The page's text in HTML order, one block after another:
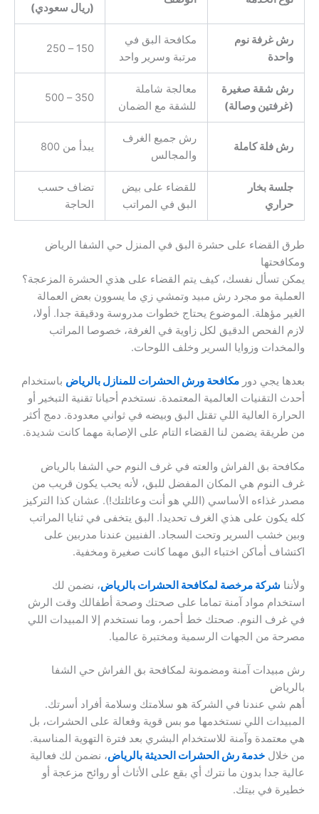
(ريال سعودي)
رش غرفة نوم
واحدة
مكافحة البق في
مرتبة وسرير واحد
150 – 250
رش شقة صغيرة
(غرفتين وصالة)
معالجة شاملة
للشقة مع الضمان
350 – 500
رش فلة كاملة
رش جميع الغرف
والمجالس
يبدأ من 800
جلسة بخار
حراري
للقضاء على بيض
البق في المراتب
تضاف حسب
الحاجة
طرق القضاء على حشرة البق في المنزل حي الشفا الرياض
ومكافحتها
يمكن تسأل نفسك، كيف يتم القضاء على هذي الحشرة المزعجة؟
العملية مو مجرد رش مبيد وتمشي زي ما يسوون بعض العمالة
الغير مؤهلة. الموضوع يحتاج خطوات مدروسة ودقيقة جدا. أولا،
لازم الفحص الدقيق لكل زاوية في الغرفة، خصوصا المراتب
والمخدات وزوايا السرير وخلف اللوحات.
بعدها يجي دور مكافحة ورش الحشرات للمنازل بالرياض باستخدام
أحدث التقنيات العالمية المعتمدة. نستخدم أحيانا تقنية التبخير أو
الحرارة العالية اللي تقتل البق وبيضه في ثواني معدودة. دمج أكثر
من طريقة يضمن لنا القضاء التام على الإصابة مهما كانت شديدة.
مكافحة بق الفراش والعته في غرف النوم حي الشفا بالرياض
غرف النوم هي المكان المفضل للبق، لأنه يحب يكون قريب من
مصدر غذاءه الأساسي (اللي هو أنت وعائلتك!). عشان كذا التركيز
كله يكون على هذي الغرف تحديدا. البق يتخفى في ثنايا المراتب
وبين خشب السرير وتحت السجاد. الفنيين عندنا مدربين على
اكتشاف أماكن اختباء البق مهما كانت صغيرة ومخفية.
ولأننا شركة مرخصة لمكافحة الحشرات بالرياض، نضمن لك
استخدام مواد آمنة تماما على صحتك وصحة أطفالك وقت الرش
في غرف النوم. صحتك خط أحمر، وما نستخدم إلا المبيدات اللي
مصرحة من الجهات الرسمية ومختبرة عالميا.
رش مبيدات آمنة ومضمونة لمكافحة بق الفراش حي الشفا
بالرياض
أهم شي عندنا في الشركة هو سلامتك وسلامة أفراد أسرتك.
المبيدات اللي نستخدمها مو بس قوية وفعالة على الحشرات، بل
هي معتمدة وآمنة للاستخدام البشري بعد فترة التهوية المناسبة.
من خلال خدمة رش الحشرات الحديثة بالرياض، نضمن لك فعالية
عالية جدا بدون ما نترك أي بقع على الأثاث أو روائح مزعجة أو
خطيرة في بيتك.